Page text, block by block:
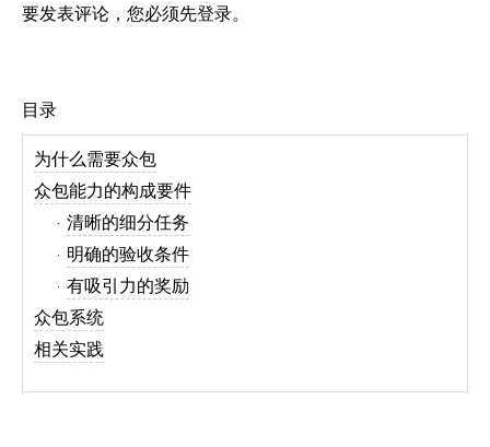
要发表评论，您必须先登录。
目录
为什么需要众包
众包能力的构成要件
清晰的细分任务
明确的验收条件
有吸引力的奖励
众包系统
相关实践